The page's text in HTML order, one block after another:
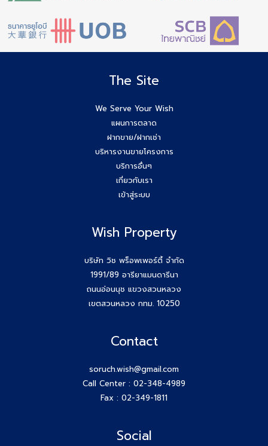
สัมมนา เตรียมพร้อมก่อนเริ่มสร้างบ้าน! ไขทุกข้อสงสัยเรื่อง ใบ
อนุญาตก่อสร้าง
Agent Wish ปิดการขายสำเร็จค่ะ!! คุณอรพรรณ (โบว์) 084-
ยกระดับสกิล Agent wish วันนี้สัมมนาทีม Wish Property
ขอบคุณกสิกรที่เข้าร่วมเป็นพันธมิตรของบริษัท #Wishproperty
สัมมนาสมาชิก Wish วันพุธที่ 26 พ.ย.68
Agent Wish ปิดการขายสำเร็จค่ะ!! คุณเอกรักษ์ (หนุ่ม) 064-
สร้างตัวตนให้ชัด สร้างโอกาสให้ใช่กับ #โค้ชก้อย
รับ Listing ฝากขายที่ดิน 100 ล้าน ได้ง่ายๆ ทำยังไง
วันพุธที่ 12 พ.ย 68 #สมาชิกWish เปิดโลกกว้างอีก 1 คอร์ส กับ
The Site
We Serve Your Wish
แผนการตลาด
ฝากขาย/ฝากเช่า
บริหารงานขายโครงการ
บริการอื่นๆ
เกี่ยวกับเรา
เข้าสู่ระบบ
Wish Property
บริษัท วิช พร็อพเพอร์ตี้ จำกัด
1991/89 อารียาแมนดารีนา
ถนนอ่อนนุช แขวงสวนหลวง
เขตสวนหลวง กทม. 10250
Contact
soruch.wish@gmail.com
Call Center : 02-348-4989
Fax : 02-349-1811
Social